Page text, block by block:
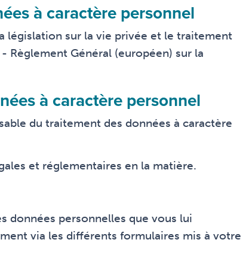
à caractère personnel
législation sur la vie privée et le traitement
Règlement Général (européen) sur la
à caractère personnel
du traitement des données à caractère
et réglementaires en la matière.
données personnelles que vous lui
via les différents formulaires mis à votre